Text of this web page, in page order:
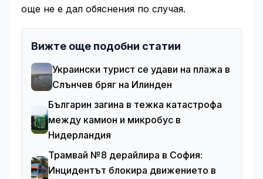
още не е дал обяснения по случая.
Вижте още подобни статии
Украински турист се удави на плажа в
Слънчев бряг на Илинден
Българин загина в тежка катастрофа
между камион и микробус в
Нидерландия
Трамвай №8 дерайлира в София:
Инцидентът блокира движението в